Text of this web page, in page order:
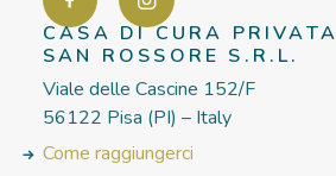
CASA DI CURA PRIVATA
SAN ROSSORE S.R.L.
Viale delle Cascine 152/F
56122 Pisa (PI) – Italy
Come raggiungerci